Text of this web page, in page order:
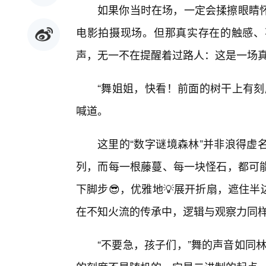
如果你当时在场，一定会揉擦眼睛
电影拍摄现场。但那真实存在的触感
声，无一不在提醒着过路人：这是一场
“舞姐姐，快看！前面的树干上有
喊道。
这里的“数字谜境森林”并非浪得
列，而每一根藤蔓、每一块怪石，都
下脚步😎，优雅地💡展开折扇，遮住
在不知火流的传承中，逻辑与观察力同
“不要急，孩子们，”舞的声音如同